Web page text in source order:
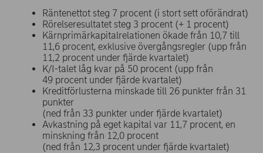
Räntenettot steg 7 procent (i stort sett oförändrat)
Rörelseresultatet steg 3 procent (+ 1 procent)
Kärnprimärkapitalrelationen ökade från 10,7 till
11,6 procent, exklusive övergångsregler (upp från
11,2 procent under fjärde kvartalet)
K/I-talet låg kvar på 50 procent (upp från
49 procent under fjärde kvartalet)
Kreditförlusterna minskade till 26 punkter från 31
punkter
(ned från 33 punkter under fjärde kvartalet)
Avkastning på eget kapital var 11,7 procent, en
minskning från 12,0 procent
(ned från 12,3 procent under fjärde kvartalet)